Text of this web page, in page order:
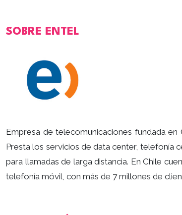
SOBRE ENTEL
Empresa de telecomunicaciones fundada
Presta los servicios de data center, telefonía
para llamadas de larga distancia. En Chile
telefonía móvil, con más de 7 millones de